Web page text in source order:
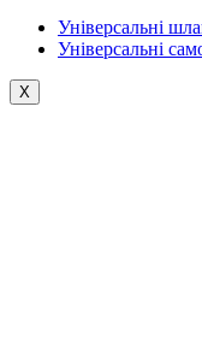
Універсальні
Універсальні
X